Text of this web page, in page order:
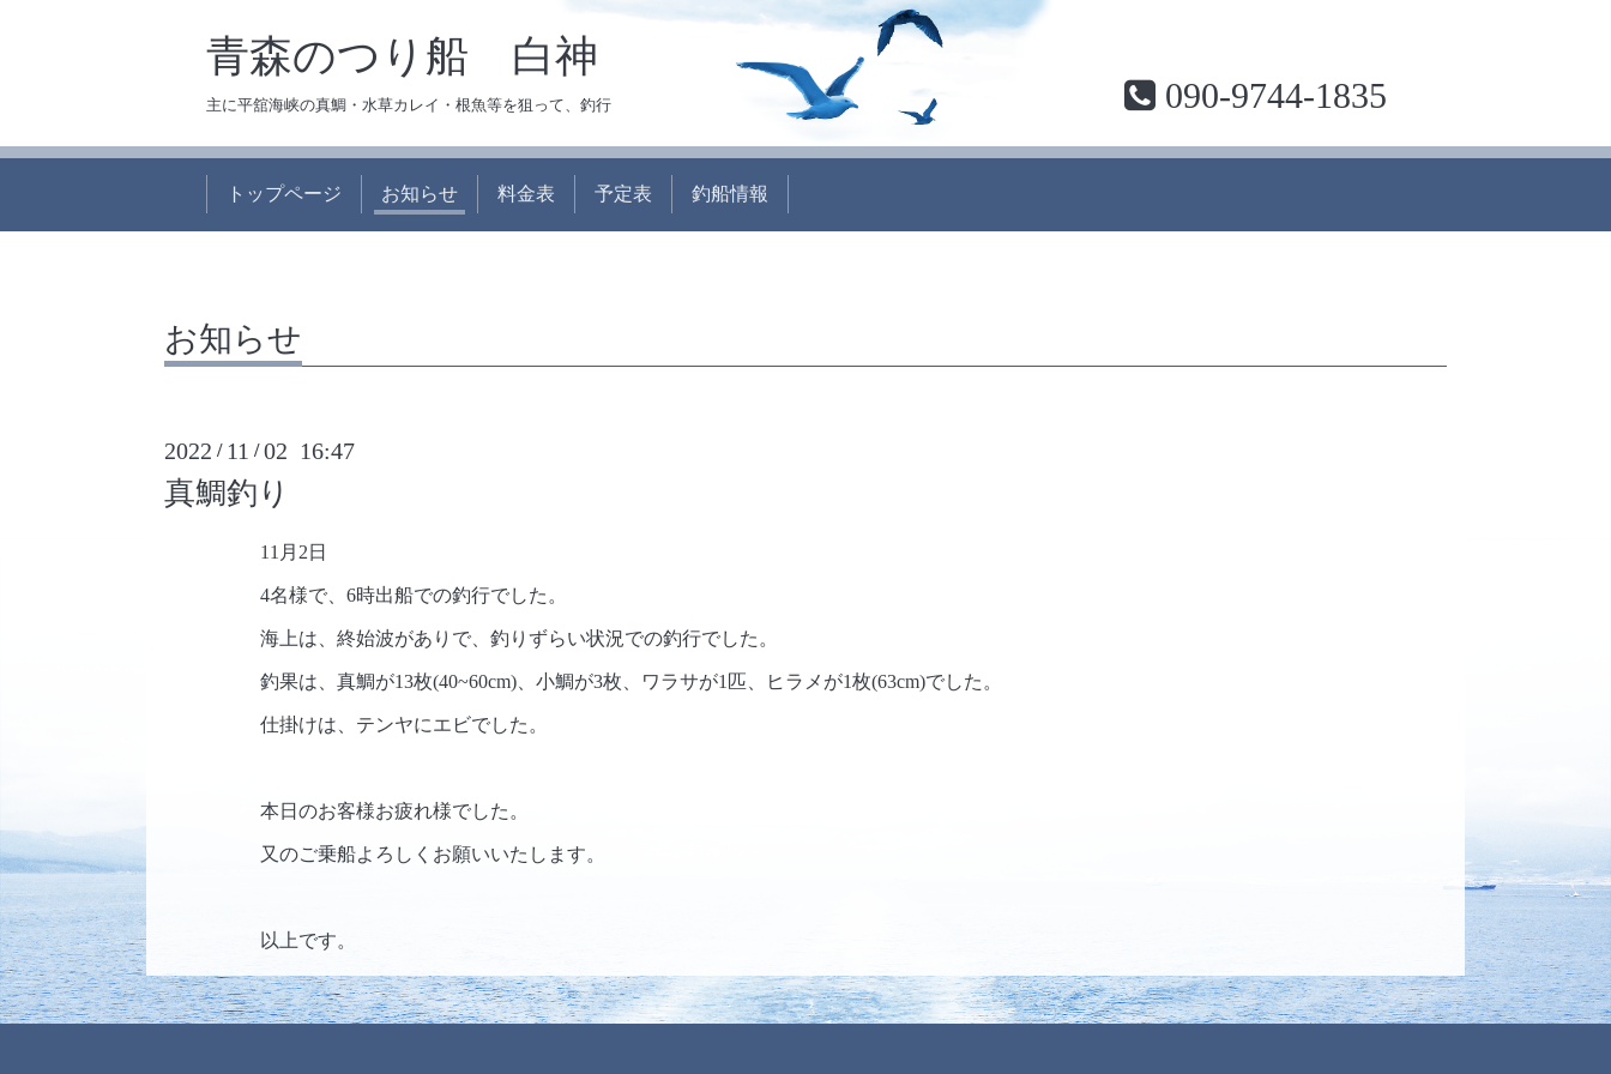
青森のつり船 白神
主に平舘海峡の真鯛・水草カレイ・根魚等を狙って、釣行 090-9744-1835
トップページ お知らせ 料金表 予定表 釣船情報
お知らせ
2022 / 11 /02 16:47
真鯛釣り
11月2日
4名様で、6時出船での釣行でした。
海上は、終始波がありで、釣りずらい状況での釣行でした。
釣果は、真鯛が13枚(40~60cm)、小鯛が3枚、ワラサが1匹、ヒラメが1枚(63cm)でした。
仕掛けは、テンヤにエビでした。
本日のお客様お疲れ様でした。
又のご乗船よろしくお願いいたします。
以上です。